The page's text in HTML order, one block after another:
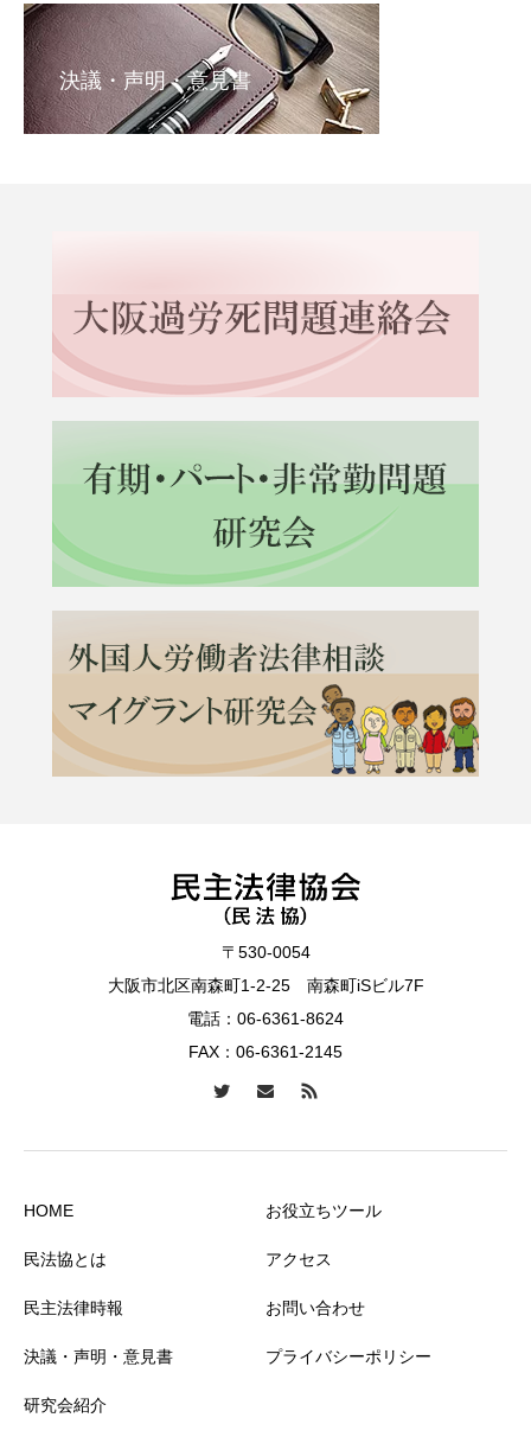
決議・声明・意見書
〒530-0054
大阪市北区南森町1-2-25 南森町iSビル7F
電話： 06-6361-8624
FAX：06-6361-2145
HOME
民法協とは
民主法律時報
決議・声明・意見書
研究会紹介
お役立ちツール
アクセス
お問い合わせ
プライバシーポリシー